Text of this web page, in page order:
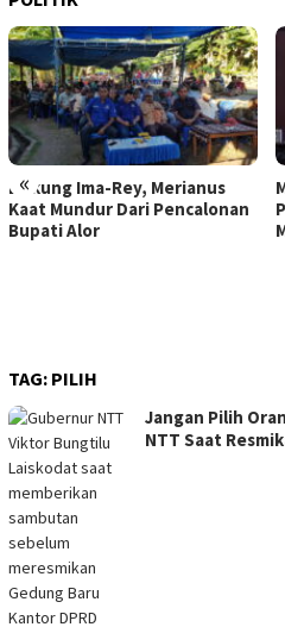
«
Dukung Ima-Rey, Merianus
Kaat Mundur Dari Pencalonan
Bupati Alor
TAG: PILIH
Jangan Pilih
NTT Saat